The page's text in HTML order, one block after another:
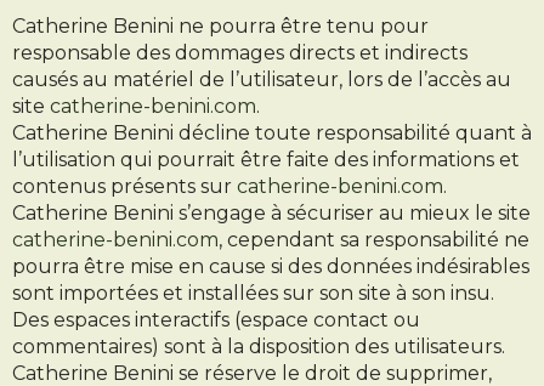
Catherine Benini ne pourra être tenu pour
responsable des dommages directs et indirects
causés au matériel de l’utilisateur, lors de l’accès au
site catherine-benini.com.
Catherine Benini décline toute responsabilité quant à
l’utilisation qui pourrait être faite des informations et
contenus présents sur catherine-benini.com.
Catherine Benini s’engage à sécuriser au mieux le site
catherine-benini.com, cependant sa responsabilité ne
pourra être mise en cause si des données indésirables
sont importées et installées sur son site à son insu.
Des espaces interactifs (espace contact ou
commentaires) sont à la disposition des utilisateurs.
Catherine Benini se réserve le droit de supprimer,